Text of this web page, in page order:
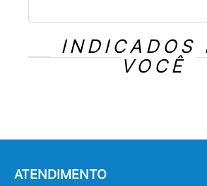
INDICADOS
VOCÊ
ATENDIMENTO